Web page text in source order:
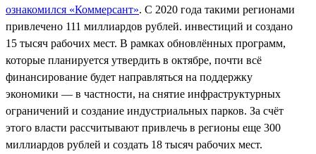
ознакомился «Коммерсант». С 2020 года такими регионами
привлечено 111 миллиардов рублей. инвестиций и создано
15 тысяч рабочих мест. В рамках обновлённых программ,
которые планируется утвердить в октябре, почти всё
финансирование будет направляться на поддержку
экономики — в частности, на снятие инфраструктурных
ограничений и создание индустриальных парков. За счёт
этого власти рассчитывают привлечь в регионы еще 300
миллиардов рублей и создать 18 тысяч рабочих мест.